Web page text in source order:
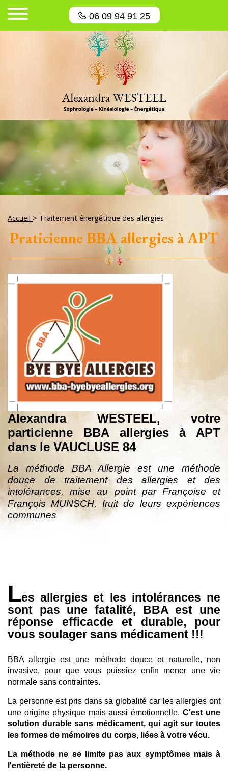
06 09 94 91 25
Accueil > Traitement énergétique des allergies
Praticienne BBA allergies à APT
Alexandra WESTEEL, votre
particienne BBA allergies à APT
dans le VAUCLUSE 84
La méthode BBA Allergie est une méthode
douce de traitement des allergies et des
intolérances, mise au point par Françoise et
François MUNSCH, fruit de leurs expériences
communes
Les allergies et les intolérances ne
sont pas une fatalité, BBA est une
réponse efficacde et durable, pour
vous soulager sans médicament !!!
BBA allergie est une méthode douce et naturelle, non
invasive, pour que vous puissiez enfin mener une vie
normale sans contraintes.
La personne est pris dans sa globalité car les allergies ont
une origine physique mais aussi émotionnelle.C'est une
solution durable sans médicament, qui agit sur toutes
les formes de mémoires du corps, liées à votre vécu.
La méthode ne se limite pas aux symptômes mais à
l'entièreté de la personne.